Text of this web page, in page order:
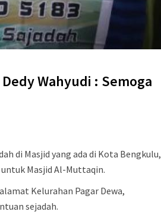
Wahyudi : Semoga
di Masjid yang ada di Kota Bengkulu,
Masjid Al-Muttaqin.
Kelurahan Pagar Dewa,
sejadah.